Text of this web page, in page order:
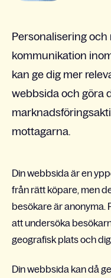
Personalisering
kommunikation
kan ge dig mer
webbsida och göra
mottagarna.
Din webbsida är en
från rätt köpare, men
besökare är anonyma.
att undersöka
geografisk plats och
Din webbsida kan då